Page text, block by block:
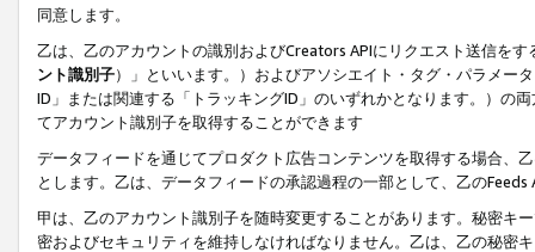
同意します。
乙は、乙のアカウントの識別およびCreators APIにリクエスト送信を
ント識別子）」といいます。）およびアソシエイト・タグ・パラメー
ID」または関連する「トラッキングID」のいずれかとなります。）の
てアカウント識別子を取得することができます
データフィードを通じてプロダクト広告コンテンツを取得する場合、
とします。乙は、データフィードの承認過程の一部として、乙の
甲は、乙のアカウント識別子を随時変更することがあります。秘密キ
密およびセキュリティを維持しなければなりません。乙は、乙の秘密